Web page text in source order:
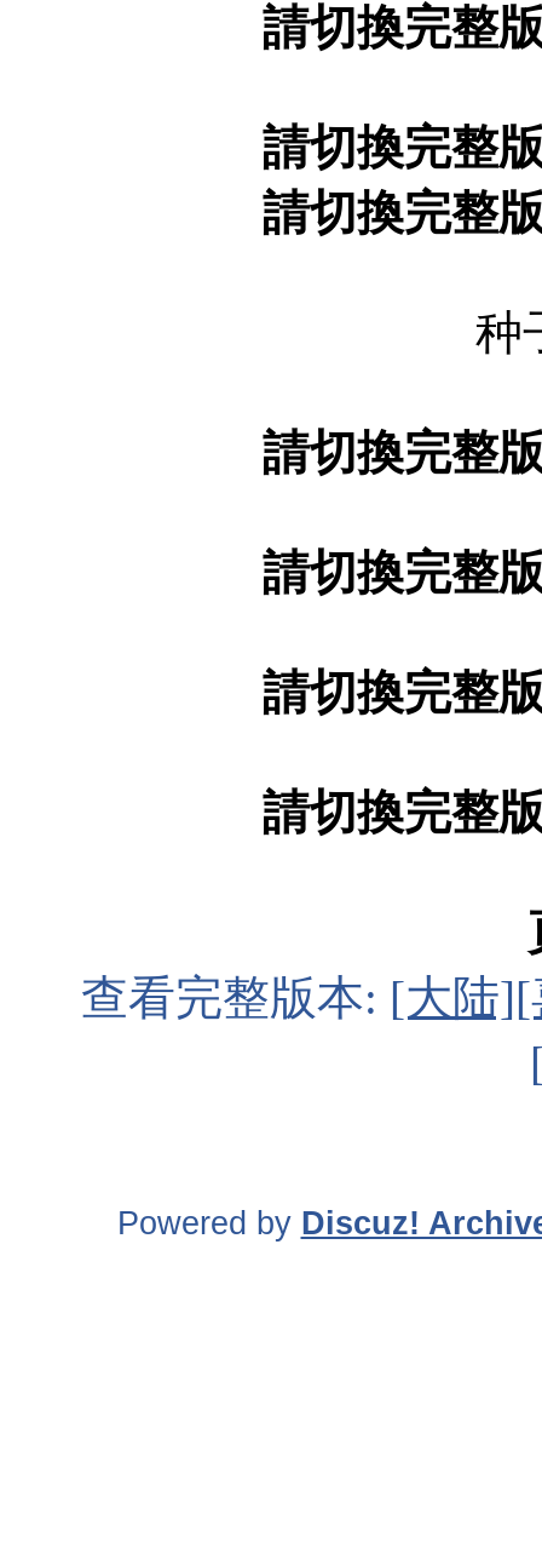
請切換完整
請切換完整
請切換完整
种
請切換完整
請切換完整
請切換完整
請切換完整
查看完整版本: [大陆
Powered by Discuz!